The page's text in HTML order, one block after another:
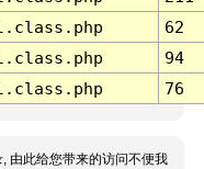
62
94
76
由此给您带来的访问不便我